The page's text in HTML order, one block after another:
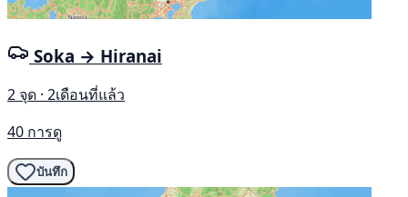
Soka → Hiranai
2 จุด · 2เดือนที่แล้ว
40 การดู
บันทึก